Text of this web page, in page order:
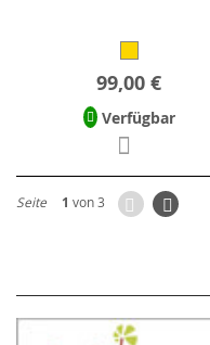
99,00 €
Verfügbar
Seite 1 von 3 ZurückSeite
Weiter